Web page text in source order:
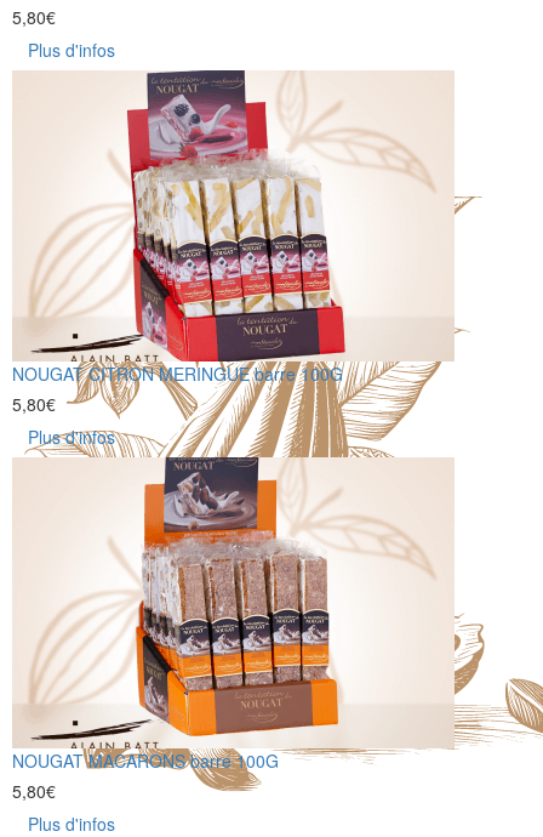
5,80€
Plus d'infos
NOUGAT CITRON MERINGUE barre 100G
5,80€
Plus d'infos
NOUGAT MACARONS barre 100G
5,80€
Plus d'infos